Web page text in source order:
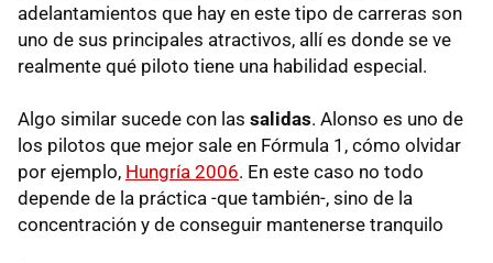
adelantamientos que hay en este tipo de carreras son
uno de sus principales atractivos, allí es donde se ve
realmente qué piloto tiene una habilidad especial.
Algo similar sucede con las salidas. Alonso es uno de
los pilotos que mejor sale en Fórmula 1, cómo olvidar
por ejemplo, Hungría 2006. En este caso no todo
depende de la práctica -que también-, sino de la
concentración y de conseguir mantenerse tranquilo